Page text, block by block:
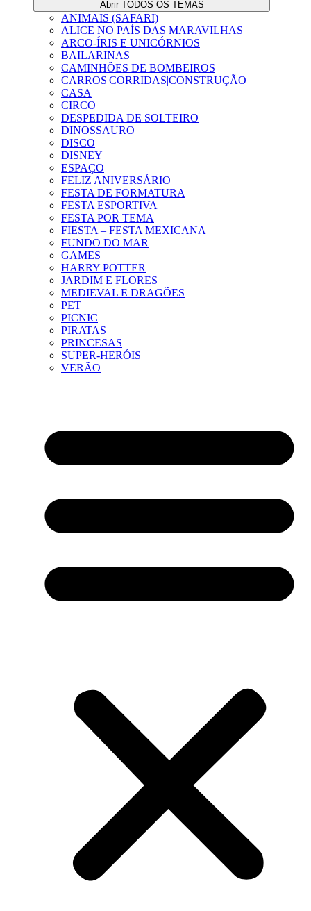
Abrir TODOS OS TEMAS
ANIMAIS (SAFARI)
ALICE NO PAÍS DAS MARAVILHAS
ARCO-ÍRIS E UNICÓRNIOS
BAILARINAS
CAMINHÕES DE BOMBEIROS
CARROS|CORRIDAS|CONSTRUÇÃO
CASA
CIRCO
DESPEDIDA DE SOLTEIRO
DINOSSAURO
DISCO
DISNEY
ESPAÇO
FELIZ ANIVERSÁRIO
FESTA DE FORMATURA
FESTA ESPORTIVA
FESTA POR TEMA
FIESTA – FESTA MEXICANA
FUNDO DO MAR
GAMES
HARRY POTTER
JARDIM E FLORES
MEDIEVAL E DRAGÕES
PET
PICNIC
PIRATAS
PRINCESAS
SUPER-HERÓIS
VERÃO